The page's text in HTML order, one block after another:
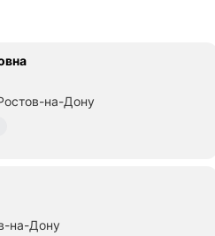
на-Дону
на-Дону